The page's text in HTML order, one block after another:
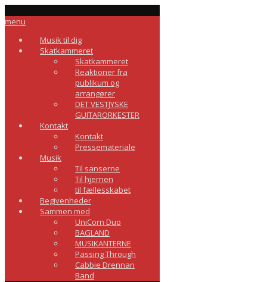
menu
Musik til dig
Skatkammeret
Skatkammeret
Reaktioner fra
publikum og
arrangører
DET VESTJYSKE
GUITARORKESTER
Kontakt
Kontakt
Pressemateriale
Musik
Til sanserne
Til hjernen
til fællesskabet
Begivenheder
Sammen med
UniCorn Duo
BAGLAND
MUSIKANTERNE
Passing Through
Cabbie Drennan
Band